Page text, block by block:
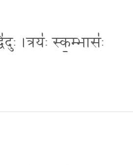
।त्रयः॑ स्क॒म्भासः॑